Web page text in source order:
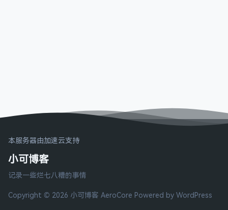
本服务器由加速云支持
小可博客
记录一些烂七八糟的事情
Copyright © 2026 小可博客 AeroCore Powered by WordPress